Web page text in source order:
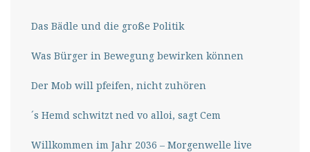
Das Bädle und die große Politik
Was Bürger in Bewegung bewirken können
Der Mob will pfeifen, nicht zuhören
´s Hemd schwitzt ned vo alloi, sagt Cem
Willkommen im Jahr 2036 – Morgenwelle live